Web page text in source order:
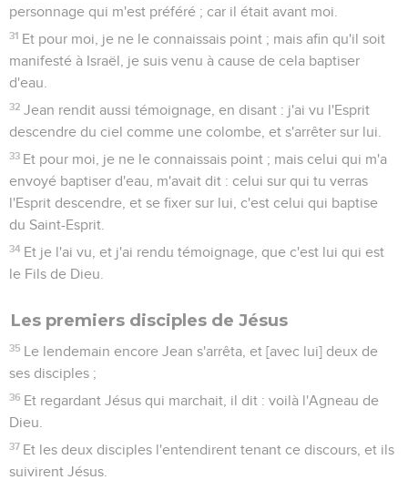
personnage qui m'est préféré ; car il était avant moi.
31 Et pour moi, je ne le connaissais point ; mais afin qu'il soit
manifesté à Israël, je suis venu à cause de cela baptiser
d'eau.
32 Jean rendit aussi témoignage, en disant : j'ai vu l'Esprit
descendre du ciel comme une colombe, et s'arrêter sur lui.
33 Et pour moi, je ne le connaissais point ; mais celui qui m'a
envoyé baptiser d'eau, m'avait dit : celui sur qui tu verras
l'Esprit descendre, et se fixer sur lui, c'est celui qui baptise
du Saint-Esprit.
34 Et je l'ai vu, et j'ai rendu témoignage, que c'est lui qui est
le Fils de Dieu.
Les premiers disciples de Jésus
35 Le lendemain encore Jean s'arrêta, et [avec lui] deux de
ses disciples ;
36 Et regardant Jésus qui marchait, il dit : voilà l'Agneau de
Dieu.
37 Et les deux disciples l'entendirent tenant ce discours, et ils
suivirent Jésus.